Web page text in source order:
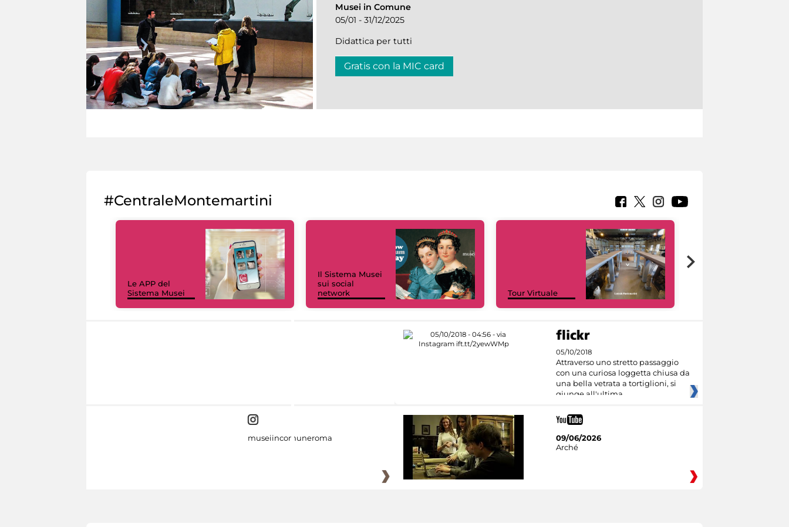
Musei in Comune
05/01 - 31/12/2025
Didattica per tutti
Gratis con la MIC card
#CentraleMontemartini
Le APP del
Sistema Musei
Il Sistema Musei
sui social
network
Tour Virtuale
05/10/2018
Attraverso uno stretto passaggio
con una curiosa loggetta chiusa da
una bella vetrata a tortiglioni, si
giunge all'ultima
museiincomuneroma
09/06/2026
Arché